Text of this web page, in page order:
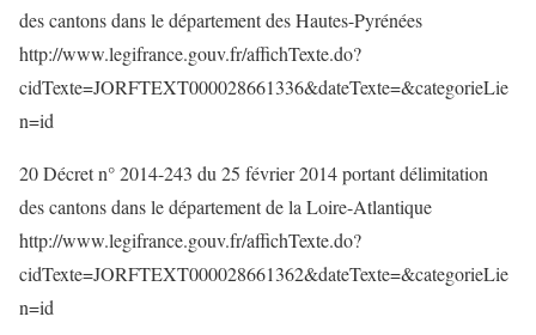
des cantons dans le département des Hautes-Pyrénées
http://www.legifrance.gouv.fr/affichTexte.do?
cidTexte=JORFTEXT000028661336&dateTexte=&categorieLie
n=id
20 Décret n° 2014-243 du 25 février 2014 portant délimitation
des cantons dans le département de la Loire-Atlantique
http://www.legifrance.gouv.fr/affichTexte.do?
cidTexte=JORFTEXT000028661362&dateTexte=&categorieLie
n=id